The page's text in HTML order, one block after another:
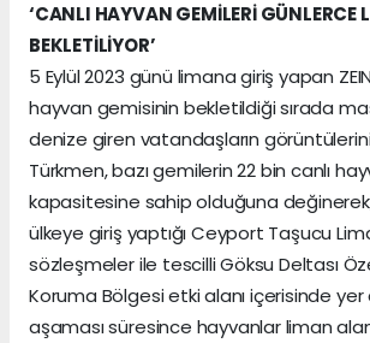
‘CANLI HAYVAN GEMİLERİ GÜNLERCE
BEKLETİLİYOR’
5 Eylül 2023 günü limana giriş yapan
hayvan gemisinin bekletildiği sırada
denize giren vatandaşların
Türkmen, bazı gemilerin 22 bin canlı
kapasitesine sahip olduğuna değinerek,
ülkeye giriş yaptığı Ceyport Taşucu
sözleşmeler ile tescilli Göksu Deltası
Koruma Bölgesi etki alanı içerisinde yer
aşaması süresince hayvanlar liman